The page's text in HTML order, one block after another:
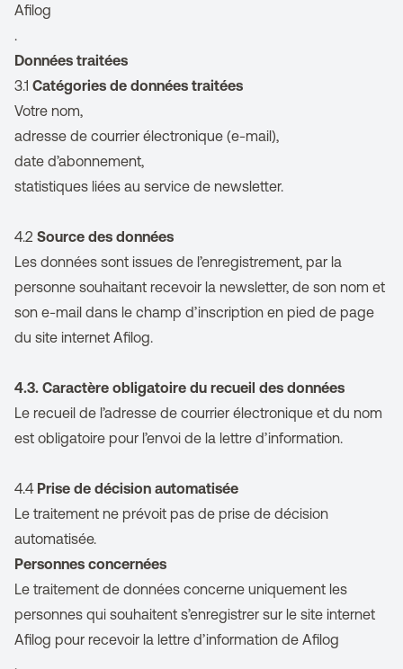
Afilog
Données traitées
3.1 Catégories de données traitées
Votre nom,
adresse de courrier électronique (e-mail),
date d’abonnement,
statistiques liées au service de newsletter.
4.2 Source des données
Les données sont issues de l’enregistrement, par la
personne souhaitant recevoir la newsletter, de son nom et
son e-mail dans le champ d’inscription en pied de page
du site internet Afilog.
4.3. Caractère obligatoire du recueil des données
Le recueil de l’adresse de courrier électronique et du nom
est obligatoire pour l’envoi de la lettre d’information.
4.4 Prise de décision automatisée
Le traitement ne prévoit pas de prise de décision
automatisée.
Personnes concernées
Le traitement de données concerne uniquement les
personnes qui souhaitent s’enregistrer sur le site internet
Afilog pour recevoir la lettre d’information de Afilog